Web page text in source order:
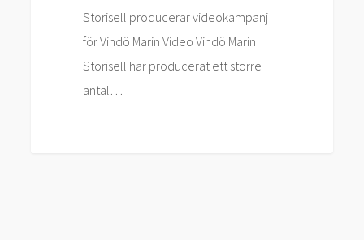
Storisell producerar videokampanj
för Vindö Marin Video Vindö Marin
Storisell har producerat ett större
antal…